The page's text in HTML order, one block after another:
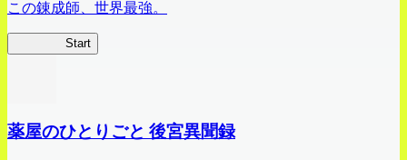
この錬成師、世界最強。
Start
薬屋のひとりごと 後宮異聞録